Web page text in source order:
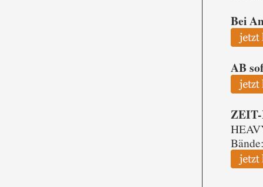
Bei
AB